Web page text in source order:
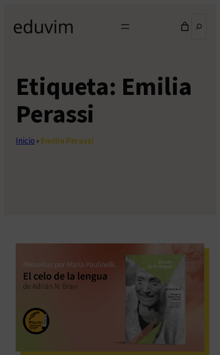
contenido
Etiqueta: Emilia
Perassi
Inicio»Emilia Perassi